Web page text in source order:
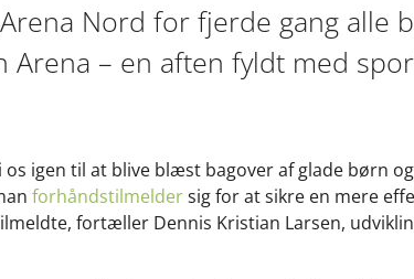
Nord for fjerde gang alle
– en aften fyldt med
igen til at blive blæst bagover af glade børn
forhåndstilmeldersig for at sikre en mere
fortæller Dennis Kristian Larsen,